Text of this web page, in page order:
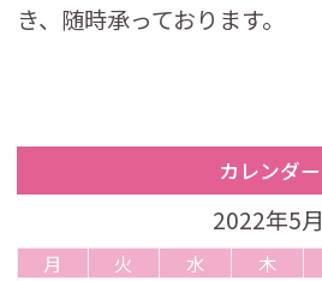
き、随時承っております。
カレンダー
2022年5月
月 火 水 木